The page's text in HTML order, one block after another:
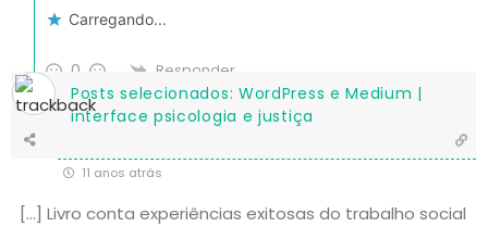
Carregando...
0 Responder
Posts selecionados: WordPress e Medium |
interface psicologia e justiça
11 anos atrás
[…] Livro conta experiências exitosas do trabalho social